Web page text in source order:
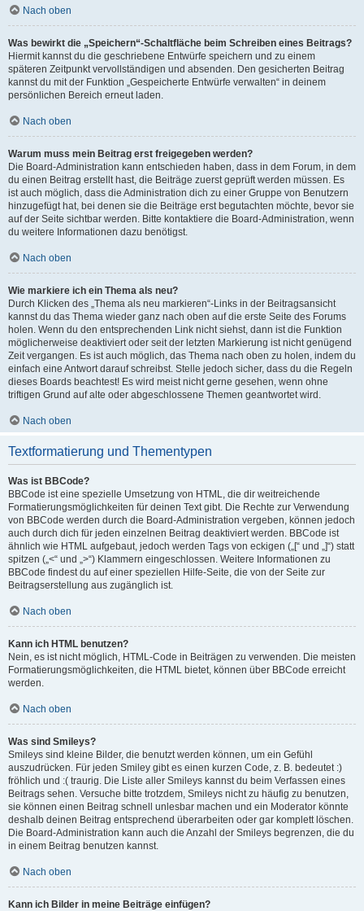
Nach oben
Was bewirkt die „Speichern“-Schaltfläche beim Schreiben eines Beitrags?
Hiermit kannst du die geschriebene Entwürfe speichern und zu einem
späteren Zeitpunkt vervollständigen und absenden. Den gesicherten Beitrag
kannst du mit der Funktion „Gespeicherte Entwürfe verwalten“ in deinem
persönlichen Bereich erneut laden.
Nach oben
Warum muss mein Beitrag erst freigegeben werden?
Die Board-Administration kann entschieden haben, dass in dem Forum, in dem
du einen Beitrag erstellt hast, die Beiträge zuerst geprüft werden müssen. Es
ist auch möglich, dass die Administration dich zu einer Gruppe von Benutzern
hinzugefügt hat, bei denen sie die Beiträge erst begutachten möchte, bevor sie
auf der Seite sichtbar werden. Bitte kontaktiere die Board-Administration, wenn
du weitere Informationen dazu benötigst.
Nach oben
Wie markiere ich ein Thema als neu?
Durch Klicken des „Thema als neu markieren“-Links in der Beitragsansicht
kannst du das Thema wieder ganz nach oben auf die erste Seite des Forums
holen. Wenn du den entsprechenden Link nicht siehst, dann ist die Funktion
möglicherweise deaktiviert oder seit der letzten Markierung ist nicht genügend
Zeit vergangen. Es ist auch möglich, das Thema nach oben zu holen, indem du
einfach eine Antwort darauf schreibst. Stelle jedoch sicher, dass du die Regeln
dieses Boards beachtest! Es wird meist nicht gerne gesehen, wenn ohne
triftigen Grund auf alte oder abgeschlossene Themen geantwortet wird.
Nach oben
Textformatierung und Thementypen
Was ist BBCode?
BBCode ist eine spezielle Umsetzung von HTML, die dir weitreichende
Formatierungsmöglichkeiten für deinen Text gibt. Die Rechte zur Verwendung
von BBCode werden durch die Board-Administration vergeben, können jedoch
auch durch dich für jeden einzelnen Beitrag deaktiviert werden. BBCode ist
ähnlich wie HTML aufgebaut, jedoch werden Tags von eckigen („[“ und „]“) statt
spitzen („<“ und „>“) Klammern eingeschlossen. Weitere Informationen zu
BBCode findest du auf einer speziellen Hilfe-Seite, die von der Seite zur
Beitragserstellung aus zugänglich ist.
Nach oben
Kann ich HTML benutzen?
Nein, es ist nicht möglich, HTML-Code in Beiträgen zu verwenden. Die meisten
Formatierungsmöglichkeiten, die HTML bietet, können über BBCode erreicht
werden.
Nach oben
Was sind Smileys?
Smileys sind kleine Bilder, die benutzt werden können, um ein Gefühl
auszudrücken. Für jeden Smiley gibt es einen kurzen Code, z. B. bedeutet :)
fröhlich und :( traurig. Die Liste aller Smileys kannst du beim Verfassen eines
Beitrags sehen. Versuche bitte trotzdem, Smileys nicht zu häufig zu benutzen,
sie können einen Beitrag schnell unlesbar machen und ein Moderator könnte
deshalb deinen Beitrag entsprechend überarbeiten oder gar komplett löschen.
Die Board-Administration kann auch die Anzahl der Smileys begrenzen, die du
in einem Beitrag benutzen kannst.
Nach oben
Kann ich Bilder in meine Beiträge einfügen?